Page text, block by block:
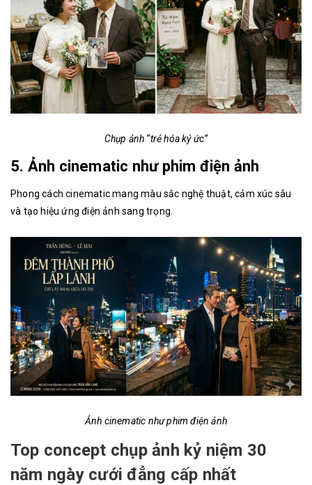
Chụp ảnh “trẻ hóa ký ức”
5. Ảnh cinematic như phim điện ảnh
Phong cách cinematic mang màu sắc nghệ thuật, cảm xúc sâu
và tạo hiệu ứng điện ảnh sang trọng.
Ảnh cinematic như phim điện ảnh
Top concept chụp ảnh kỷ niệm 30
năm ngày cưới đẳng cấp nhất